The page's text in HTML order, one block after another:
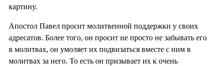
картину.
Апостол Павел просит молитвенной поддержки у своих
адресатов. Более того, он просит не просто не забывать его
в молитвах, он умоляет их подвизаться вместе с ним в
молитвах за него. То есть он призывает их к очень